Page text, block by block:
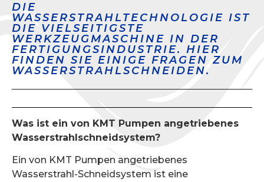
DIE
WASSERSTRAHLTECHNOLOGIE IST
DIE VIELSEITIGSTE
WERKZEUGMASCHINE IN DER
FERTIGUNGSINDUSTRIE. HIER
FINDEN SIE EINIGE FRAGEN ZUM
WASSERSTRAHLSCHNEIDEN.
Was ist ein von KMT Pumpen angetriebenes
Wasserstrahlschneidsystem?
Ein von KMT Pumpen angetriebenes
Wasserstrahl-Schneidsystem ist eine